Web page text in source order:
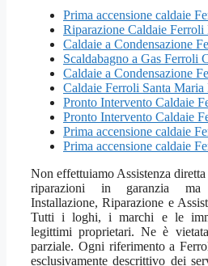
Prima accensione caldaie
Riparazione Caldaie Ferroli
Caldaie a Condensazione
Scaldabagno a Gas Ferroli
Caldaie a Condensazione
Caldaie Ferroli Santa Maria
Pronto Intervento Caldaie
Pronto Intervento Caldaie
Prima accensione caldaie
Prima accensione caldaie
Non effettuiamo Assistenza
riparazioni in garanzia ma
Installazione, Riparazione e
Tutti i loghi, i marchi e le
legittimi proprietari. Ne è
parziale. Ogni riferimento a
esclusivamente descrittivo dei